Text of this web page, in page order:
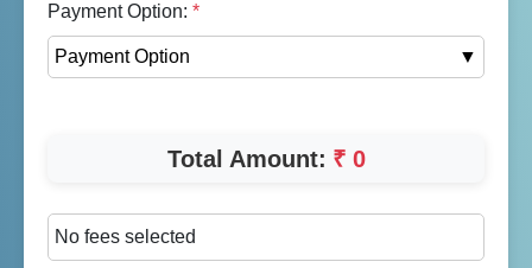
Payment Option: *
Payment Option ▼
Total Amount: ₹ 0
No fees selected